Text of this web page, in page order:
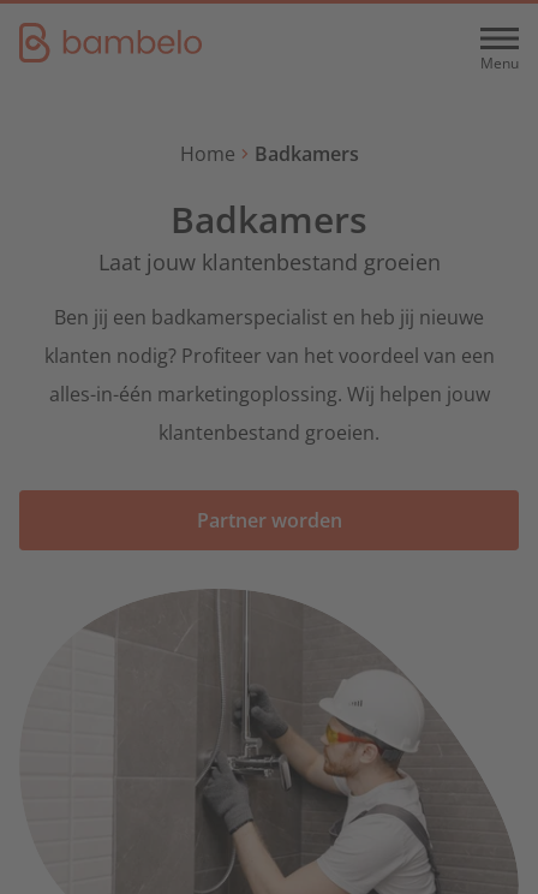
Menu
Menu
Aanvraagcontrole
Werken bijVoor airco-installateurs
Badkamers
Voor badkamerspecialisten
Voor alle keukenspecialisten
Alles gerelateerd aan de huizenmarkt
Notariaat & Boekhouding
Notaris, accountant, boekhouding
Raamkozijnen & Dakkapellen
Ramen, kozijnen, deuren en dakkapellen
Partner plans
Samenwerking
Partner worden
Home Badkamers
Badkamers
Laat jouw klantenbestand groeien
Ben jij een badkamerspecialist en heb jij nieuwe
klanten nodig? Profiteer van het voordeel van een
alles-in-één marketingoplossing. Wij helpen jouw
klantenbestand groeien.
Partner worden